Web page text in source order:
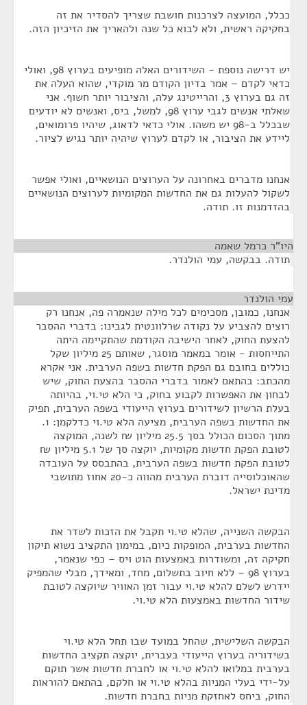
ככלל, המועצה לצרכנות חושבת שצריך להסדיר את זה
בחקיקה ראשית, ולא לבוא כל שנה ולהאריך את הזיכיון הזה.
יש דרישה נוספת - השידורים האלה מופיעים בערוץ 98, ואולי
כדאי לקדם – אמר בדיון הקודם מר מוקדי, שהוא העלה את
זה גם בערוץ 3, והרייטינג עלה, והציבור יותר חשוף. אני
שאלתי אנשים לגבי ערוץ 98, למשל, ביס, ואנשים לא יודעים
שבכלל ב-98 יש משהו. אולי כדאי לדאוג, שיהיו פרומואים,
ליידע את הציבור, או לקדם לערוץ שיהיה יותר נגיש לציור.
אנחנו מדברים באחרונה על הערוצים הנושאיים, ואולי אפשר
לשקול להעלות גם את החדשות המקומיות לערוצים הנושאיים
בהזדמנות זו. תודה.
היו"ר כרמל שאמה
תודה. בבקשה, עמי הולנדר.
עמי הולנדר
אנחנו, כמובן, מסכימים לכל מילה שנאמרה פה, אנחנו רק
רוצים להצביע על נקודה שרלוונטית לגבינו: בדברי ההסבר
להצעת החוק, לאחר הישיבה הקודמת שהתקיימה היתה
התייחסות - אומר במאמר מוסגר, שאותם 25 מיליון שקל
כוללים בחובם גם הפקת חדשות בשפה הערבית. אני אקרא
מהכתב: בהתאם לאמור בדברי ההסבר בהצעת החוק, שיש
לבחון את האפשרות לקבוע בחוק, כי הלא טי.וי, בהיותה
בעלת הרשיון לשידורים בערוץ הייעודי בשפה הערבית, תפיק
את החדשות בשפה הערבית, מציעה הלא טי.וי כדלקמן: 1.
מתוך הסכום הכולל בסך 25.5 מיליון ₪ לשנה, המוקצה
לטובת הפקת חדשות מקומיות, יוקצה סך של 5.1 מיליון ₪
לטובת הפקת חדשות בשפה הערבית, בהתבסס על העובדה
שהאוכלוסייה דוברת הערבית מהווה כ-20 אחוז מתושבי
מדינת ישראל.
הבקשה השנייה, שהלא טי.וי תקבל את הזכות לשדר את
החדשות בערבית, המופקות כיום, במימון התקציב נשוא תיקון
חקיקה זה, ומשודרות באמצעות הוט ויס – כפי שנאמר,
בערוץ 98 – ללא חיוב בתשלום, מחד, ומאידך, מבלי שהמפיק
יידרש לשלם להלא טי.וי עבור זמן האוויר שיוקצה לטובת
שידור החדשות באמצעות הלא טי.וי.
הבקשה השלישית, שהחל במועד שבו תחל הלא טי.וי
בשידוריה בערוץ הייעודי בעברית, יוקצה תקציב החדשות
בערבית במלואו להלא טי.וי או לחברת חדשות אשר תוקם
על-ידי בעלי המניות בהלא טי.וי או חלקם, בהתאם להוראות
החוק, ביחס לאחזקת מניות בחברת חדשות.